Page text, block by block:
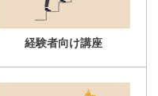
経験者向け講座